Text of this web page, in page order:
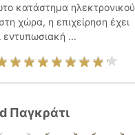
κατάστημα ηλεκτρονικού
χώρα, η επιχείρηση έχει
εντυπωσιακή ...
Παγκράτι